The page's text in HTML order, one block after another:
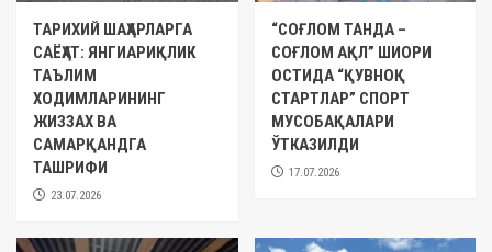
ТАРИХИЙ ШАҲАРЛАРГА
САЁҲАТ: ЯНГИАРИҚЛИК
ТАЪЛИМ
ХОДИМЛАРИНИНГ
ЖИЗЗАХ ВА
САМАРҚАНДГА
ТАШРИФИ
23.07.2026
“СОҒЛОМ ТАНДА –
СОҒЛОМ АҚЛ” ШИОРИ
ОСТИДА “ҚУВНОҚ
СТАРТЛАР” СПОРТ
МУСОБАҚАЛАРИ
ЎТКАЗИЛДИ
17.07.2026